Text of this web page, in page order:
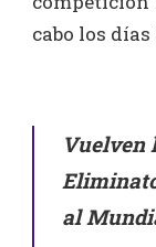
cabo los
Vuelven
al